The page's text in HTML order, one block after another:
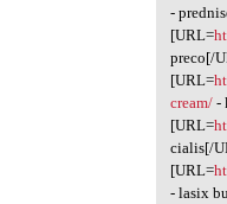
-
[URL=
preco[/
[URL=
cream/-
[URL=
cialis[/
[URL=
- lasix